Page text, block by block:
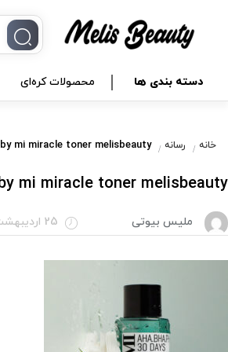
دسته بندی ها محصولات کره‌ای
خانه رسانه some by mi miracle toner melisbeauty
mi miracle toner melisbeauty
ملیس بیوتی 25 اردیبهشت 1405